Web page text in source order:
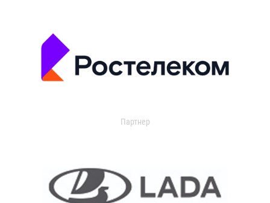
Партнер